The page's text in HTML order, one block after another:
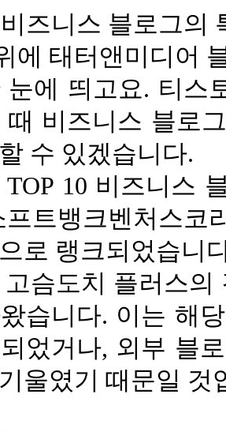
비즈니스 블로그의
에 태터앤미디어
눈에 띄고요. 티스
때 비즈니스 블로
수 있겠습니다.
TOP 10 비즈니스
프트뱅크벤처스코
로 랭크되었습니
슴도치 플러스의
습니다. 이는 해
었거나, 외부 블
울였기 때문일 것